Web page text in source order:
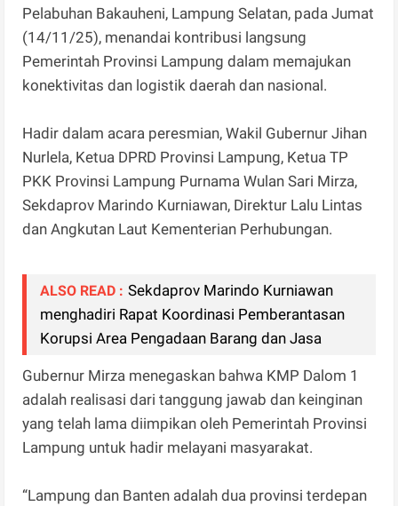
Pelabuhan Bakauheni, Lampung Selatan, pada Jumat
(14/11/25), menandai kontribusi langsung
Pemerintah Provinsi Lampung dalam memajukan
konektivitas dan logistik daerah dan nasional.
Hadir dalam acara peresmian, Wakil Gubernur Jihan
Nurlela, Ketua DPRD Provinsi Lampung, Ketua TP
PKK Provinsi Lampung Purnama Wulan Sari Mirza,
Sekdaprov Marindo Kurniawan, Direktur Lalu Lintas
dan Angkutan Laut Kementerian Perhubungan.
ALSO READ : Sekdaprov Marindo Kurniawan
menghadiri Rapat Koordinasi Pemberantasan
Korupsi Area Pengadaan Barang dan Jasa
Gubernur Mirza menegaskan bahwa KMP Dalom 1
adalah realisasi dari tanggung jawab dan keinginan
yang telah lama diimpikan oleh Pemerintah Provinsi
Lampung untuk hadir melayani masyarakat.
“Lampung dan Banten adalah dua provinsi terdepan